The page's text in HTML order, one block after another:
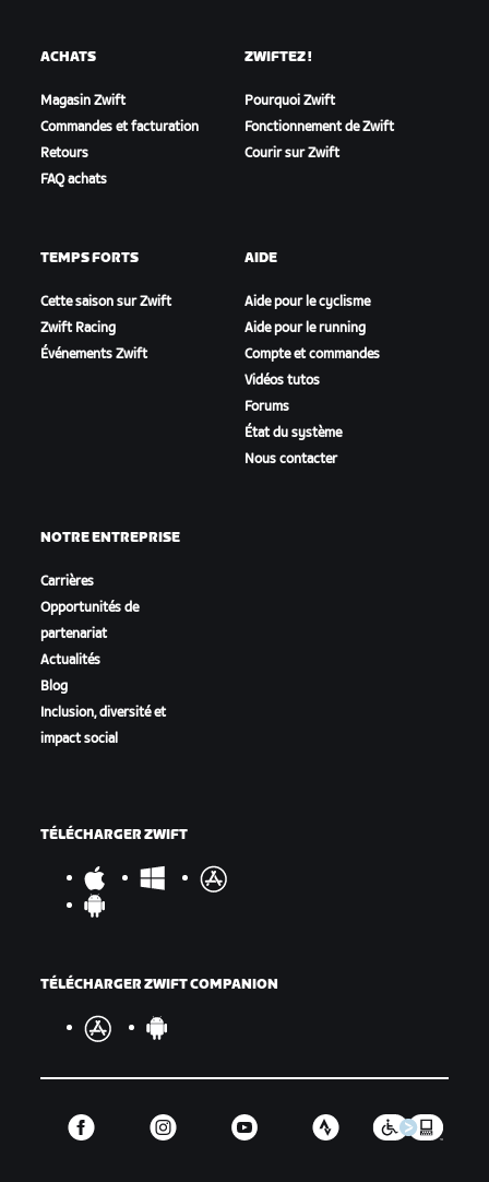
ACHATS
Magasin Zwift
Commandes et facturation
Retours
FAQ achats
ZWIFTEZ !
Pourquoi Zwift
Fonctionnement de Zwift
Courir sur Zwift
TEMPS FORTS
Cette saison sur Zwift
Zwift Racing
Événements Zwift
AIDE
Aide pour le cyclisme
Aide pour le running
Compte et commandes
Vidéos tutos
Forums
État du système
Nous contacter
NOTRE ENTREPRISE
Carrières
Opportunités de
partenariat
Actualités
Blog
Inclusion, diversité et
impact social
TÉLÉCHARGER ZWIFT
TÉLÉCHARGER ZWIFT COMPANION